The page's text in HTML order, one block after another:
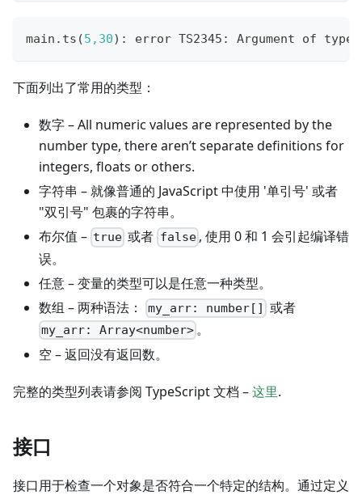
main.ts (5,30) : error TS2345: Argument of type
下面列出了常用的类型：
数字 – All numeric values are represented by the
number type, there aren’t separate definitions for
integers, floats or others.
字符串 – 就像普通的 JavaScript 中使用 '单引号' 或者
"双引号" 包裹的字符串。
布尔值 – true 或者 false, 使用 0 和 1 会引起编译错
误。
任意 – 变量的类型可以是任意一种类型。
数组 – 两种语法：
my_arr: number[] 或者
my_arr: Array<number> 。
空 – 返回没有返回数。
完整的类型列表请参阅 TypeScript 文档 –这里.
接口
接口用于检查一个对象是否符合一个特定的结构。通过定义